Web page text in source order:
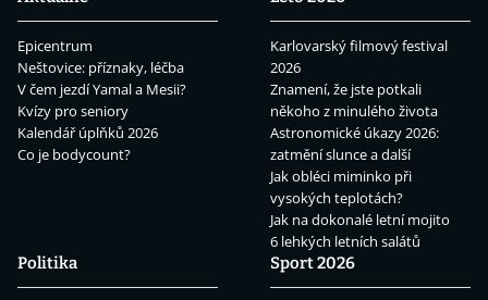
Epicentrum
Neštovice: příznaky, léčba
V čem jezdí Yamal a Mesii?
Kvízy pro seniory
Kalendář úplňků 2026
Co je bodycount?
Karlovarský filmový festival
2026
Znamení, že jste potkali
někoho z minulého života
Astronomické úkazy 2026:
zatmění slunce a další
Jak obléci miminko při
vysokých teplotách?
Jak na dokonalé letní mojito
6 lehkých letních salátů
Politika
Sport 2026